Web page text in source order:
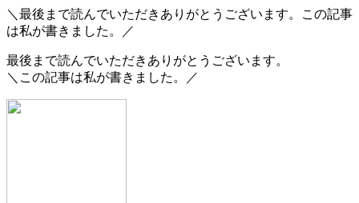
＼最後まで読んでいただきありがとうございます。この記事
は私が書きました。／
最後まで読んでいただきありがとうございます。
＼この記事は私が書きました。／